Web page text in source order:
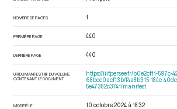
NOMBRE DE PAGES 1
PREMIÈRE PAGE 440
DERNIÈRE PAGE 440
URI DU MANIFEST IIIF DU VOLUME
CONTENANT LE DOCUMENT
https://iiif.persee.fr/b0e2cf11-597c-
68bcc0acf13b/f4a8b315-184e-
5e47382c3741/manifest
MODIFIÉ LE 10 octobre 2024 à 18:32